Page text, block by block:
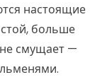
настоящие
больше
смущает —